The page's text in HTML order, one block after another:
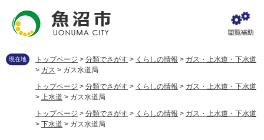
先
を現在地 トップページ > 分類でさがす > くらしの情報 > ガス・上水道・下水道
> ガス > ガス水道局
トップページ > 分類でさがす > くらしの情報 > ガス・上水道・下水道
> 上水道 > ガス水道局
トップページ > 分類でさがす > くらしの情報 > ガス・上水道・下水道
> 下水道 > ガス水道局